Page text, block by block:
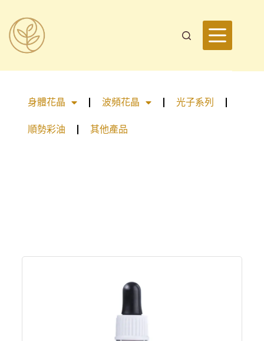
身體花晶 波頻花晶 光子系列
順勢彩油 其他產品